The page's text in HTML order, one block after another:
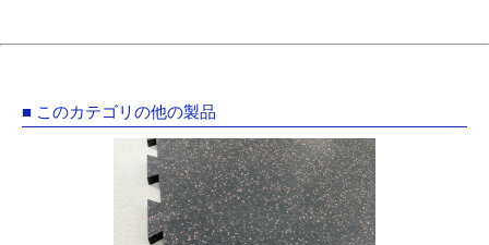
■ このカテゴリの他の製品